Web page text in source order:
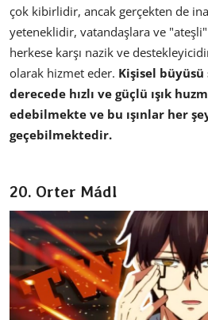
çok kibirlidir, ancak gerçekten de
yeteneklidir, vatandaşlara ve
herkese karşı nazik ve
olarak hizmet eder. Kişisel büyüsü
derecede hızlı ve güçlü ışık
edebilmekte ve bu ışınlar her
geçebilmektedir.
20. Orter Mádl